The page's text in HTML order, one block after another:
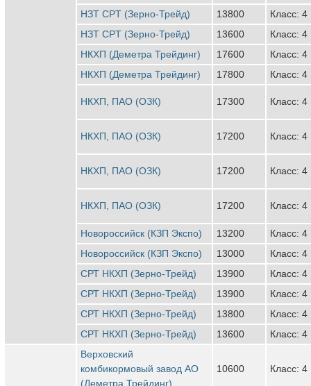
НЗТ CPT (Зерно-Трейд)
13800
Класс: 4
НЗТ CPT (Зерно-Трейд)
13600
Класс: 4
НКХП (Деметра Трейдинг)
17600
Класс: 4
НКХП (Деметра Трейдинг)
17800 Класс: 4
НКХП, ПАО (ОЗК) 17300 Класс: 4
НКХП, ПАО (ОЗК) 17200 Класс: 4
НКХП, ПАО (ОЗК) 17200 Класс: 4
НКХП, ПАО (ОЗК) 17200 Класс: 4
Новороссийск (КЗП Экспо) 13200
Класс: 4
Новороссийск (КЗП Экспо)
13000
Класс: 4
СРТ НКХП (Зерно-Трейд)
13900
Класс: 4
СРТ НКХП (Зерно-Трейд)
13900
Класс: 4
СРТ НКХП (Зерно-Трейд)
13800
Класс: 4
СРТ НКХП (Зерно-Трейд)
13600
Класс: 4
Верховский
комбикормовый завод АО
(Деметра Трейдинг)
10600 Класс: 4